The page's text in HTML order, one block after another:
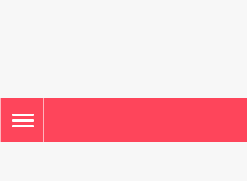
TOGGLE
NAVIGATION